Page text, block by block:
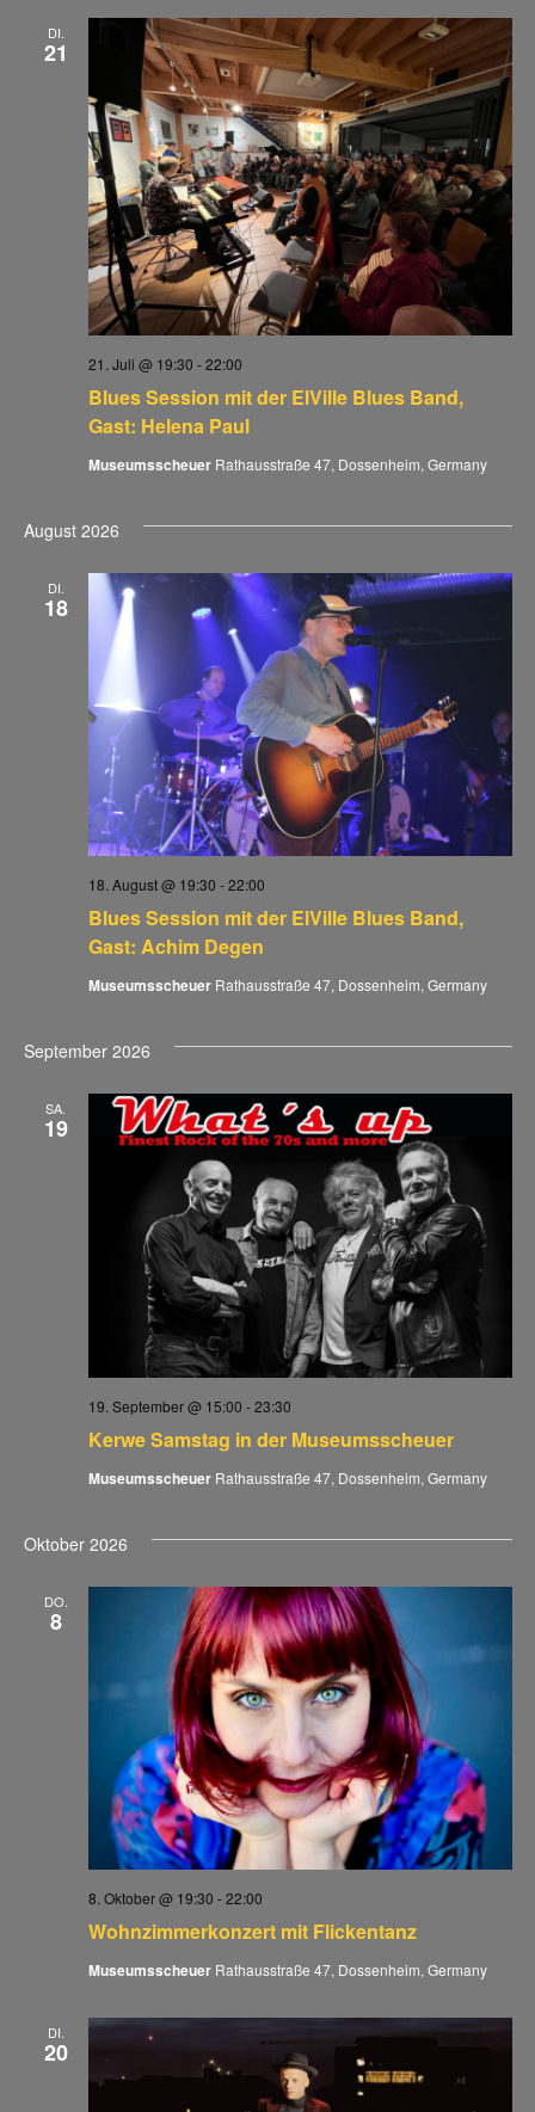
DI.
21
Blues Session mit der ElVille Blues Band,
Gast: Helena Paul
21. Juli @ 19:30 -22:00
Museumsscheuer Rathausstraße 47, Dossenheim, Germany
August 2026
DI.
18
Blues Session mit der ElVille Blues Band,
Gast: Achim Degen
18. August @ 19:30 -22:00
Museumsscheuer Rathausstraße 47, Dossenheim, Germany
September 2026
SA.
19
Kerwe Samstag in der Museumsscheuer
19. September @ 15:00 -23:30
Museumsscheuer Rathausstraße 47, Dossenheim, Germany
Oktober 2026
DO.
8
Wohnzimmerkonzert mit Flickentanz
8. Oktober @ 19:30 -22:00
Museumsscheuer Rathausstraße 47, Dossenheim, Germany
DI.
20